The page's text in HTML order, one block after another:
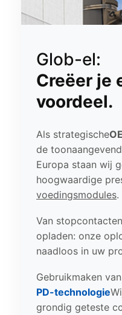
Glob-el:
Creëer je
voordeel.
Als strategische
de
Europa staan ​​wij
hoogwaardige
voedingsmodules.
Van
opladen: onze
naadloos in uw
Gebruikmaken
PD-technologie
grondig geteste